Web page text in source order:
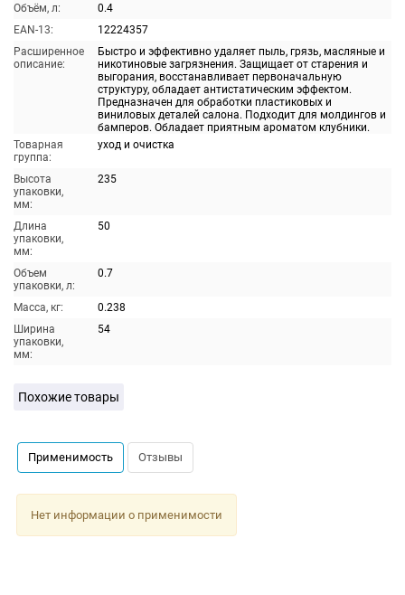
Объём, л:
0.4
EAN-13:
12224357
Расширенное
описание:
Быстро и эффективно удаляет пыль, грязь, масляные и
никотиновые загрязнения. Защищает от старения и
выгорания, восстанавливает первоначальную
структуру, обладает антистатическим эффектом.
Предназначен для обработки пластиковых и
виниловых деталей салона. Подходит для молдингов и
бамперов. Обладает приятным ароматом клубники.
Товарная
группа:
уход и очистка
Высота
упаковки,
мм:
235
Длина
упаковки,
мм:
50
Объем
упаковки, л:
0.7
Масса, кг:
0.238
Ширина
упаковки,
мм:
54
Похожие товары
Применимость Отзывы
Нет информации о применимости